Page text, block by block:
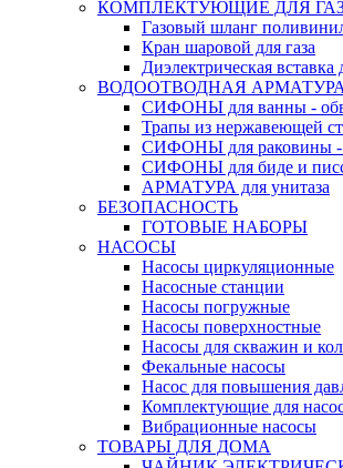
КОМПЛЕКТУЮЩИЕ ДЛЯ
Газовый шланг
Кран шаровой для газа
Диэлектрическая вставка
ВОДООТВОДНАЯ АРМАТУРА
СИФОНЫ для ванны -
Трапы из нержавеющей
СИФОНЫ для раковины -
СИФОНЫ для биде и
АРМАТУРА для унитаза
БЕЗОПАСНОСТЬ
ГОТОВЫЕ НАБОРЫ
НАСОСЫ
Насосы циркуляционные
Насосные станции
Насосы погружные
Насосы поверхностные
Насосы для скважин и
Фекальные насосы
Насос для повышения
Комплектующие для
Вибрационные насосы
ТОВАРЫ ДЛЯ ДОМА